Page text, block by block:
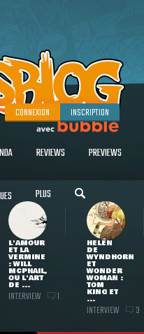
CONNEXION INSCRIPTION
REVIEWS PREVIEWS
PLUS
L'AMOUR
ET LA
VERMINE
: WILL
MCPHAIL,
OU L'ART
DE ...
INTERVIEW 1
HELEN
DE
WYNDHORN
ET
WONDER
WOMAN :
TOM
KING ET
...
INTERVIEW 3